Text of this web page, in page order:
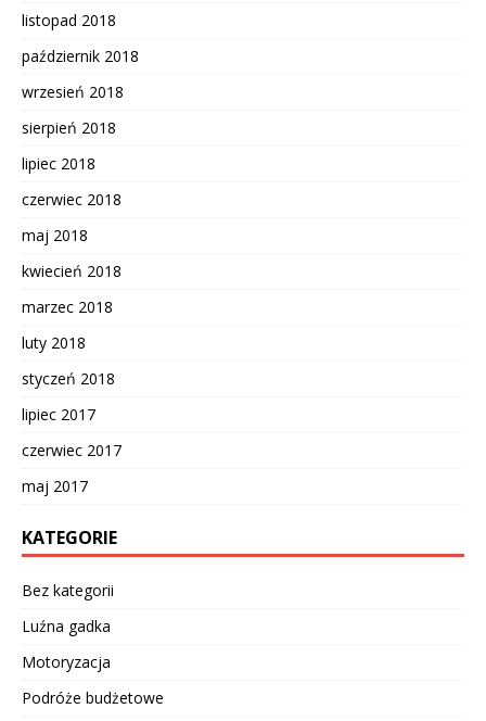
listopad 2018
październik 2018
wrzesień 2018
sierpień 2018
lipiec 2018
czerwiec 2018
maj 2018
kwiecień 2018
marzec 2018
luty 2018
styczeń 2018
lipiec 2017
czerwiec 2017
maj 2017
KATEGORIE
Bez kategorii
Luźna gadka
Motoryzacja
Podróże budżetowe